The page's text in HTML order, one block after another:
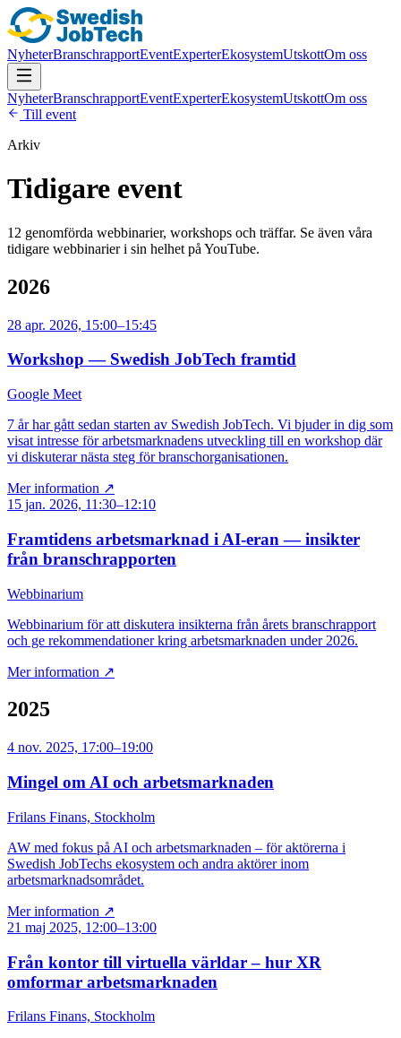
NyheterBranschrapportEventExperterEkosystemUtskottOm oss
NyheterBranschrapportEventExperterEkosystemUtskottOm oss
Till event
Arkiv
Tidigare event
12 genomförda webbinarier, workshops och träffar. Se även våra
tidigare webbinarier i sin helhet på YouTube.
2026
28 apr. 2026, 15:00–15:45
Workshop — Swedish JobTech framtid
Google Meet
7 år har gått sedan starten av Swedish JobTech. Vi bjuder in dig som
visat intresse för arbetsmarknadens utveckling till en workshop där
vi diskuterar nästa steg för branschorganisationen.
Mer information ↗
15 jan. 2026, 11:30–12:10
Framtidens arbetsmarknad i AI-eran — insikter
från branschrapporten
Webbinarium
Webbinarium för att diskutera insikterna från årets branschrapport
och ge rekommendationer kring arbetsmarknaden under 2026.
Mer information ↗
2025
4 nov. 2025, 17:00–19:00
Mingel om AI och arbetsmarknaden
Frilans Finans, Stockholm
AW med fokus på AI och arbetsmarknaden – för aktörerna i
Swedish JobTechs ekosystem och andra aktörer inom
arbetsmarknadsområdet.
Mer information ↗
21 maj 2025, 12:00–13:00
Från kontor till virtuella världar – hur XR
omformar arbetsmarknaden
Frilans Finans, Stockholm